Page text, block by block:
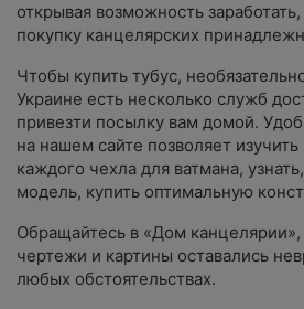
открывая возможность
покупку канцелярских
Чтобы купить тубус,
Украине есть несколько служб
привезти посылку вам домой.
на нашем сайте позволяет изучить
каждого чехла для ватмана,
модель, купить оптимальную
Обращайтесь в «Дом
чертежи и картины оставались
любых обстоятельствах.